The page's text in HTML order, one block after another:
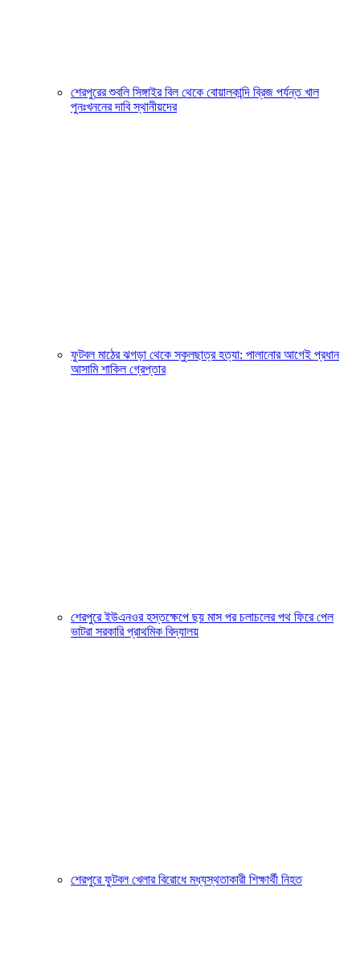
শেরপুরের শুবলি সিঙ্গাইর বিল থেকে বোয়ালকান্দি ব্রিজ পর্যন্ত খাল
পুনঃখননের দাবি স্থানীয়দের
ফুটবল মাঠের ঝগড়া থেকে স্কুলছাত্র হত্যা: পালানোর আগেই প্রধান
আসামি শাকিল গ্রেপ্তার
শেরপুরে ইউএনওর হস্তক্ষেপে ছয় মাস পর চলাচলের পথ ফিরে পেল
ভাটরা সরকারি প্রাথমিক বিদ্যালয়
শেরপুরে ফুটবল খেলার বিরোধে মধ্যস্থতাকারী শিক্ষার্থী নিহত